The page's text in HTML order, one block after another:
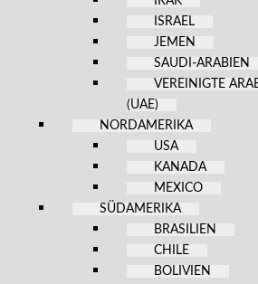
ISRAEL
JEMEN
SAUDI-ARABIEN
VEREINIGTE
(UAE)
NORDAMERIKA
USA
KANADA
MEXICO
SÜDAMERIKA
BRASILIEN
CHILE
BOLIVIEN